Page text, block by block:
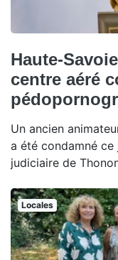
Haute-
centre aéré
Un ancien
a été condamné
judiciaire de
Locales